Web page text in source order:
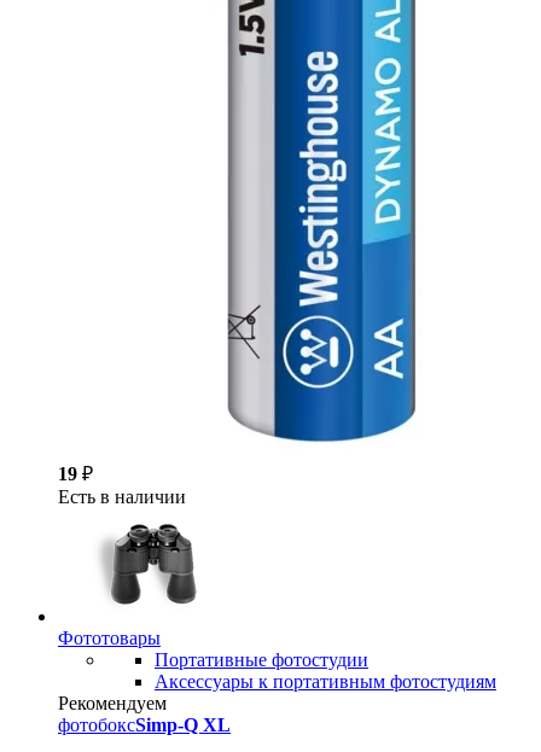
19 ₽
Есть в наличии
Фототовары
Портативные фотостудии
Аксессуары к портативным фотостудиям
Рекомендуем
фотобоксSimp-Q XL